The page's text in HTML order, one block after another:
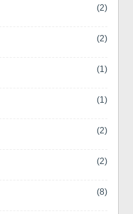
(2)
(2)
(1)
(1)
(2)
(2)
(8)